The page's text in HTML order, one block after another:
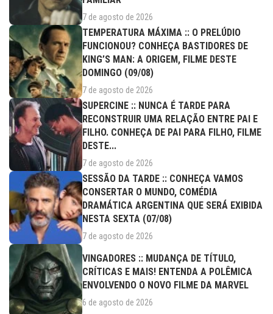
7 de agosto de 2026
TEMPERATURA MÁXIMA :: O PRELÚDIO
FUNCIONOU? CONHEÇA BASTIDORES DE
KING’S MAN: A ORIGEM, FILME DESTE
DOMINGO (09/08)
7 de agosto de 2026
SUPERCINE :: NUNCA É TARDE PARA
RECONSTRUIR UMA RELAÇÃO ENTRE PAI E
FILHO. CONHEÇA DE PAI PARA FILHO, FILME
DESTE...
7 de agosto de 2026
SESSÃO DA TARDE :: CONHEÇA VAMOS
CONSERTAR O MUNDO, COMÉDIA
DRAMÁTICA ARGENTINA QUE SERÁ EXIBIDA
NESTA SEXTA (07/08)
7 de agosto de 2026
VINGADORES :: MUDANÇA DE TÍTULO,
CRÍTICAS E MAIS! ENTENDA A POLÊMICA
ENVOLVENDO O NOVO FILME DA MARVEL
6 de agosto de 2026